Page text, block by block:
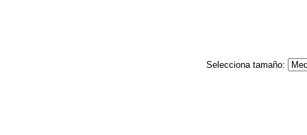
Selecciona tamaño: